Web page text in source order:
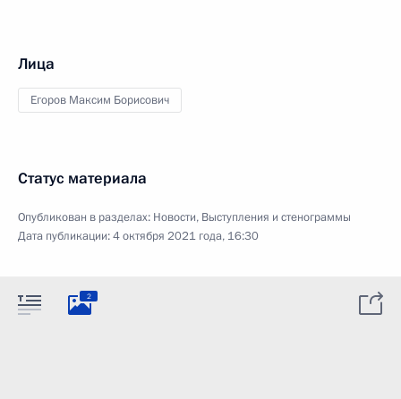
Лица
Егоров Максим Борисович
Статус материала
Опубликован в разделах: Новости, Выступления и стенограммы
Дата публикации:4 октября 2021 года, 16:30
2